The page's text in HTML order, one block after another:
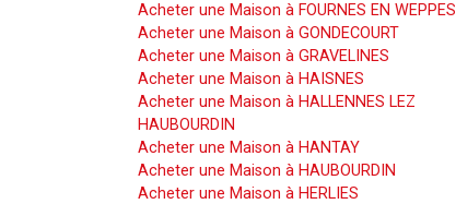
Acheter une Maison à FOURNES EN WEPPES
Acheter une Maison à GONDECOURT
Acheter une Maison à GRAVELINES
Acheter une Maison à HAISNES
Acheter une Maison à HALLENNES LEZ
HAUBOURDIN
Acheter une Maison à HANTAY
Acheter une Maison à HAUBOURDIN
Acheter une Maison à HERLIES